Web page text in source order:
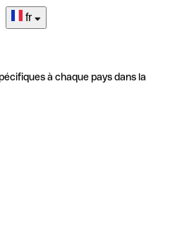
fr
à chaque pays dans la